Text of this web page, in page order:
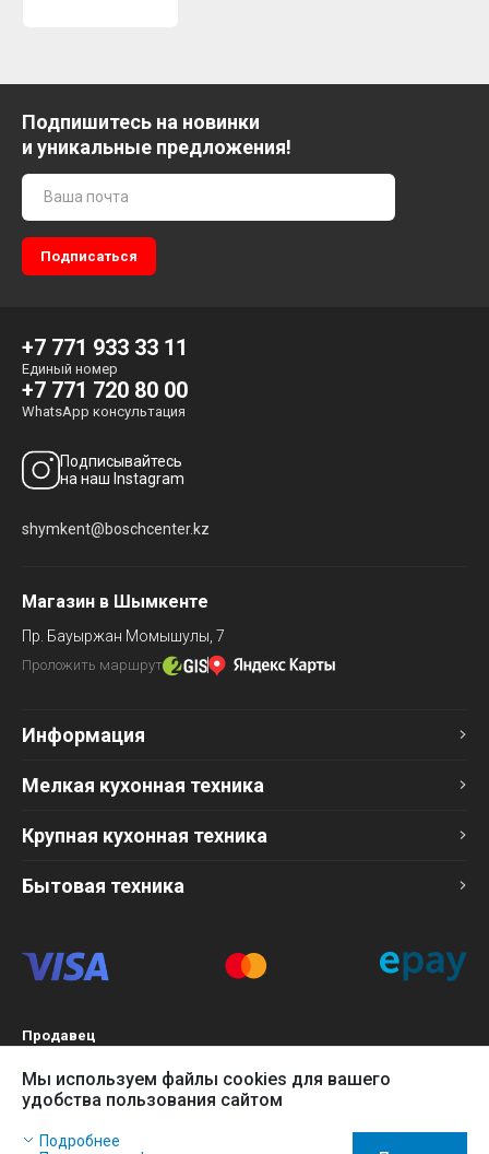
Подпишитесь на новинки
и уникальные предложения!
+7 771 933 33 11
Единый номер
+7 771 720 80 00
WhatsApp консультация
Подписывайтесь
на наш Instagram
shymkent@boschcenter.kz
Магазин в Шымкенте
Пр. Бауыржан Момышулы, 7
Проложить маршрут
Информация
Мелкая кухонная техника
Крупная кухонная техника
Бытовая техника
Продавец
БИН 120140015907
Более подробно см. раздел Оферта
Мы используем файлы cookies для вашего
удобства пользования сайтом
Наш сайт использует файлы cookies, чтобы Вы могли
Подробнее